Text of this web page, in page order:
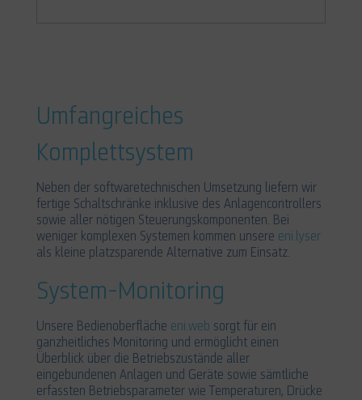
Umfangreiches
Komplettsystem
Neben der softwaretechnischen Umsetzung liefern wir
fertige Schaltschränke inklusive des Anlagencontrollers
sowie aller nötigen Steuerungskomponenten. Bei
weniger komplexen Systemen kommen unsere eni.lyser
als kleine platzsparende Alternative zum Einsatz.
System-Monitoring
Unsere Bedienoberfläche eni.web sorgt für ein
ganzheitliches Monitoring und ermöglicht einen
Überblick über die Betriebszustände aller
eingebundenen Anlagen und Geräte sowie sämtliche
erfassten Betriebsparameter wie Temperaturen, Drücke